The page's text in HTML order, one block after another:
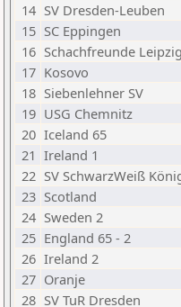
14 SV Dresden-Leuben
15 SC Eppingen
16 Schachfreunde Leipzig
17 Kosovo
18 Siebenlehner SV
19 USG Chemnitz
20 Iceland 65
21 Ireland 1
22 SV SchwarzWeiß
23 Scotland
24 Sweden 2
25 England 65 - 2
26 Ireland 2
27 Oranje
28 SV TuR Dresden